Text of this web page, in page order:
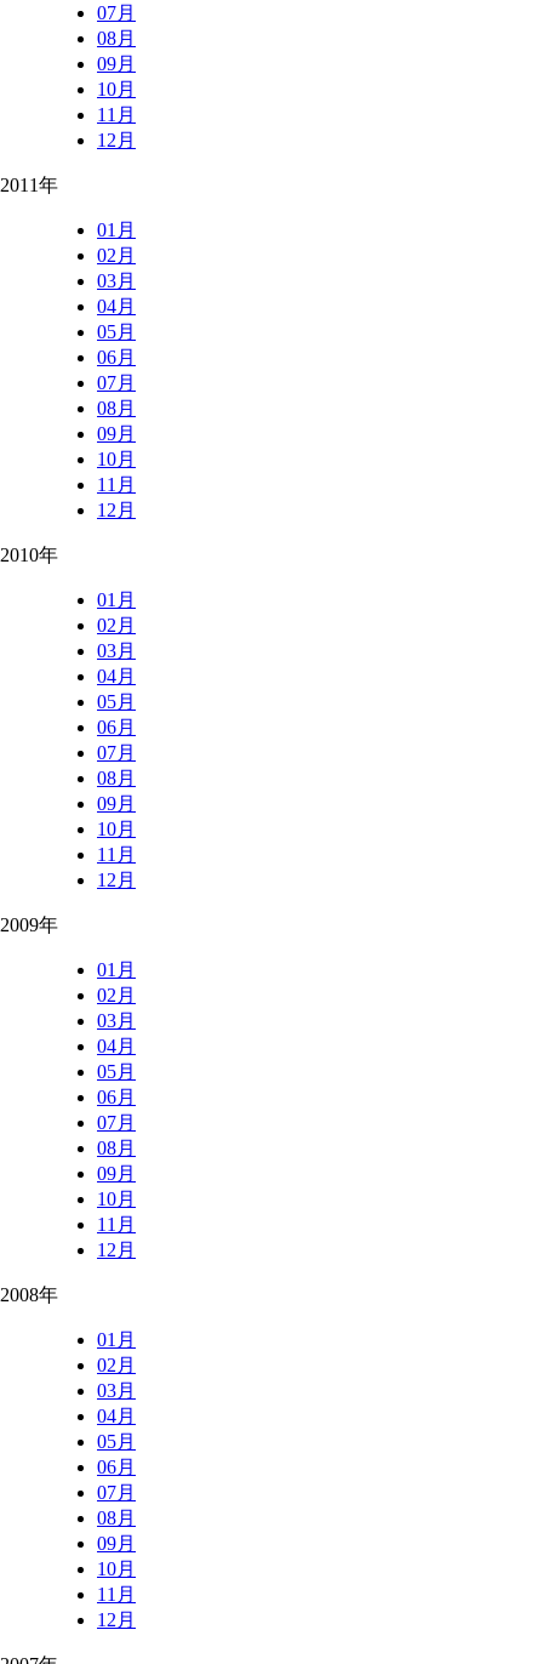
07月
08月
09月
10月
11月
12月
2011年
01月
02月
03月
04月
05月
06月
07月
08月
09月
10月
11月
12月
2010年
01月
02月
03月
04月
05月
06月
07月
08月
09月
10月
11月
12月
2009年
01月
02月
03月
04月
05月
06月
07月
08月
09月
10月
11月
12月
2008年
01月
02月
03月
04月
05月
06月
07月
08月
09月
10月
11月
12月